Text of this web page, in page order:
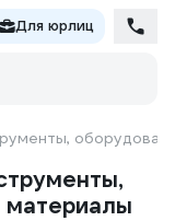
Для юрлиц
материалы